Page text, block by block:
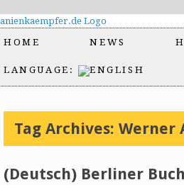
HOME NEWS
LANGUAGE:
Tag Archives: Werner
(Deutsch) Berliner